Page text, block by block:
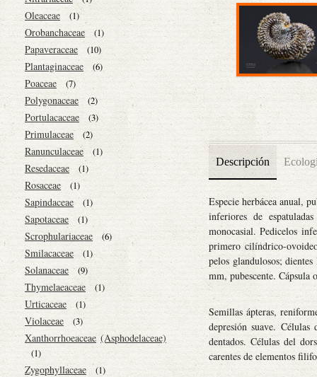
Oleaceae (1)
Orobanchaceae (1)
Papaveraceae (10)
Plantaginaceae (6)
Poaceae (7)
Polygonaceae (2)
Portulacaceae (3)
Primulaceae (2)
Ranunculaceae (1)
Resedaceae (1)
Rosaceae (1)
Sapindaceae (1)
Sapotaceae (1)
Scrophulariaceae (6)
Smilacaceae (1)
Solanaceae (9)
Thymelaeaceae (1)
Urticaceae (1)
Violaceae (3)
Xanthorrhoeaceae (Asphodelaceae)
(1)
Zygophyllaceae (1)
Descripción
Especie herbácea anual,
inferiores de
monocasial. Pedicelos
primero cilíndrico-
pelos glandulosos;
mm, pubescente. Cápsula
Semillas ápteras,
depresión suave. Células
dentados. Células del
carentes de elementos